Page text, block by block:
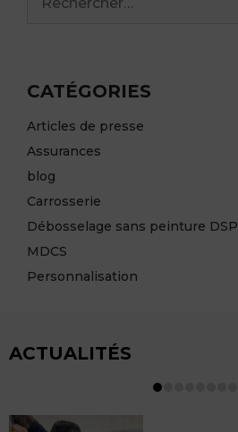
CATÉGORIES
Articles de presse
Assurances
blog
Carrosserie
Débosselage sans peinture DSP
MDCS
Personnalisation
ACTUALITÉS